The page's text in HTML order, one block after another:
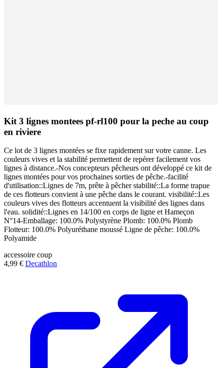
Kit 3 lignes montees pf-rl100 pour la peche au coup
en riviere
Ce lot de 3 lignes montées se fixe rapidement sur votre canne. Les
couleurs vives et la stabilité permettent de repérer facilement vos
lignes à distance.-Nos concepteurs pêcheurs ont développé ce kit de
lignes montées pour vos prochaines sorties de pêche.-facilité
d'utilisation::Lignes de 7m, prête à pêcher stabilité::La forme trapue
de ces flotteurs convient à une pêche dans le courant. visibilité::Les
couleurs vives des flotteurs accentuent la visibilité des lignes dans
l'eau. solidité::Lignes en 14/100 en corps de ligne et Hameçon
N°14-Emballage: 100.0% Polystyrène Plomb: 100.0% Plomb
Flotteur: 100.0% Polyuréthane moussé Ligne de pêche: 100.0%
Polyamide
accessoire coup
4,99 € Decathlon